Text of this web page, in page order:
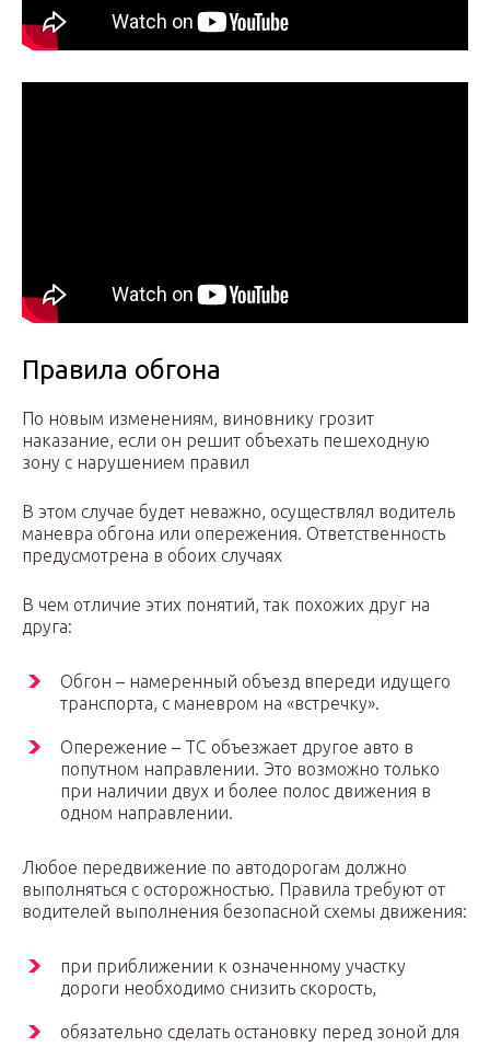
Правила обгона
По новым изменениям, виновнику грозит
наказание, если он решит объехать пешеходную
зону с нарушением правил
В этом случае будет неважно, осуществлял водитель
маневра обгона или опережения. Ответственность
предусмотрена в обоих случаях
В чем отличие этих понятий, так похожих друг на
друга:
Обгон – намеренный объезд впереди идущего
транспорта, с маневром на «встречку».
Опережение – ТС объезжает другое авто в
попутном направлении. Это возможно только
при наличии двух и более полос движения в
одном направлении.
Любое передвижение по автодорогам должно
выполняться с осторожностью. Правила требуют от
водителей выполнения безопасной схемы движения:
при приближении к означенному участку
дороги необходимо снизить скорость,
обязательно сделать остановку перед зоной для